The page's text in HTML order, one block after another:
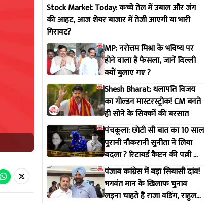
Stock Market Today: कच्चे तेल में उबाल और जंग
की आहट, आज शेयर बाजार में तेजी आएगी या भारी
गिरावट?
MP: नरोत्तम मिश्रा के भविष्य पर
होने वाला है फैसला, जानें दिल्ली
क्यों बुलाए गए ?
Shesh Bharat: थलापति विजय
का गोल्डन मास्टरस्ट्रोक! CM बनते
ही सोने के सिक्कों की बरसात
पंचकूला: छोटी सी बात का 10 साल
पुरानी नौकरानी सुनीता ने लिया
बदला ? रिटायर्ड कैप्टन की पत्नी के
साथ क्या हुआ ?
पंजाब कांग्रेस में बड़ा सियासी दांव!
भगवंत मान के खिलाफ चुनाव
लड़ना चाहते हैं राजा वडिंग, राहुल